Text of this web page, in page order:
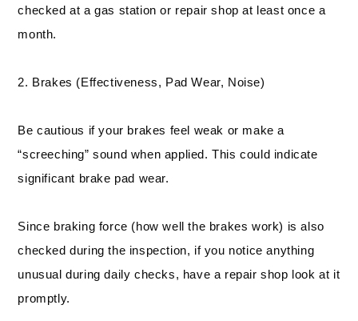
checked at a gas station or repair shop at least once a
month.
2. Brakes (Effectiveness, Pad Wear, Noise)
Be cautious if your brakes feel weak or make a
“screeching” sound when applied. This could indicate
significant brake pad wear.
Since braking force (how well the brakes work) is also
checked during the inspection, if you notice anything
unusual during daily checks, have a repair shop look at it
promptly.